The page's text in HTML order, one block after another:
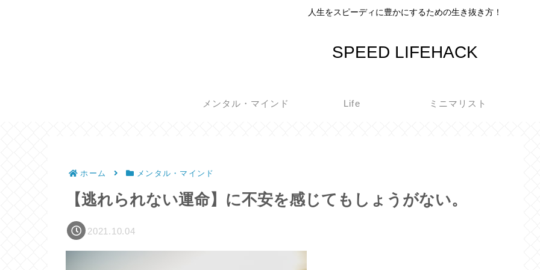
人生をスピーディに豊かにするための生き抜き方！
SPEED LIFEHACK
メンタル・マインド Life ミニマリスト
ホーム メンタル・マインド
【逃れられない運命】に不安を感じてもしょうがない。
2021.10.04